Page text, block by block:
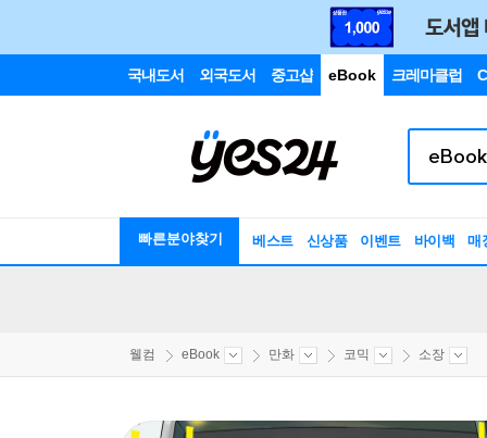
국내도서 외국도서 중고샵 eBook 크레마클럽
빠른분야찾기 베스트 신상품 이벤트 바이백 매
웰컴 eBook 만화 코믹 소장